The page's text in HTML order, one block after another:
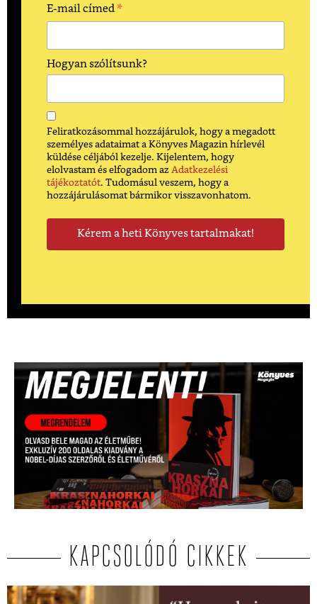
E-mail címed *
Hogyan szólítsunk?
Feliratkozásommal hozzájárulok, hogy a megadott
személyes adataimat a Könyves Magazin hírlevél
küldése céljából kezelje. Kijelentem, hogy
elolvastam és elfogadom az Adatkezelési
tájékoztatót. Tudomásul veszem, hogy a
hozzájárulásomat bármikor visszavonhatom.
KAPCSOLÓDÓ CIKKEK